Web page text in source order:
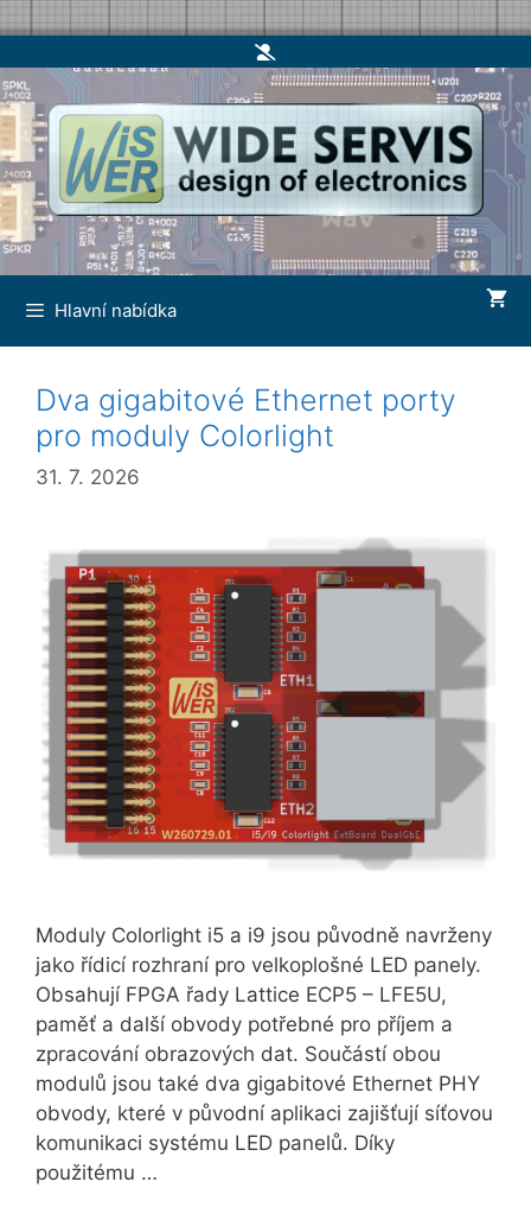
to
content
Hlavní nabídka
Dva gigabitové Ethernet porty
pro moduly Colorlight
31. 7. 2026
Moduly Colorlight i5 a i9 jsou původně navrženy
jako řídicí rozhraní pro velkoplošné LED panely.
Obsahují FPGA řady Lattice ECP5 – LFE5U,
paměť a další obvody potřebné pro příjem a
zpracování obrazových dat. Součástí obou
modulů jsou také dva gigabitové Ethernet PHY
obvody, které v původní aplikaci zajišťují síťovou
komunikaci systému LED panelů. Díky
použitému …